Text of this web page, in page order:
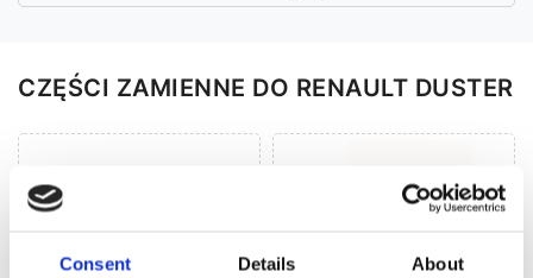
Consent Details About
CZĘŚCI ZAMIENNE DO RENAULT DUSTER